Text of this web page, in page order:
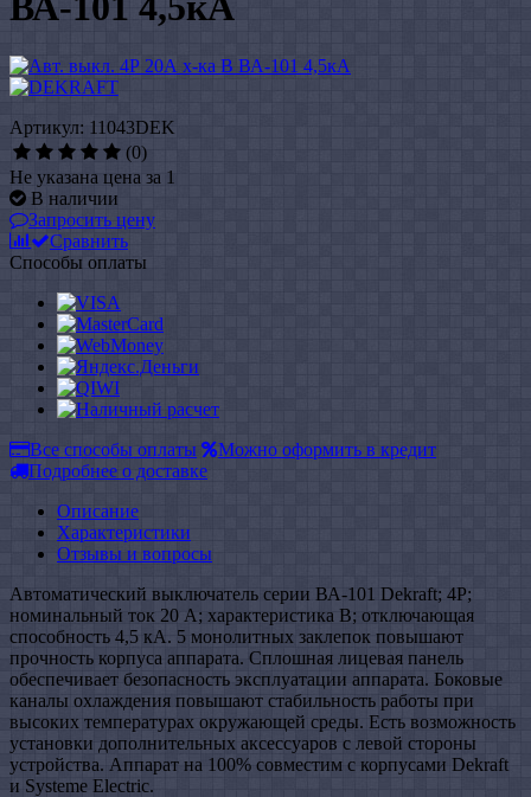
Артикул: 11043DEK
(0)
Не указана цена за 1
В наличии
Запросить цену
Сравнить
Способы оплаты
Все способы оплаты
Можно оформить в кредит
Подробнее о доставке
Описание
Характеристики
Отзывы и вопросы
Автоматический выключатель серии ВА-101 Dekraft; 4P;
номинальный ток 20 А; характеристика B; отключающая
способность 4,5 кА. 5 монолитных заклепок повышают
прочность корпуса аппарата. Сплошная лицевая панель
обеспечивает безопасность эксплуатации аппарата. Боковые
каналы охлаждения повышают стабильность работы при
высоких температурах окружающей среды. Есть возможность
установки дополнительных аксессуаров с левой стороны
устройства. Аппарат на 100% совместим с корпусами Dekraft
и Systeme Electric.